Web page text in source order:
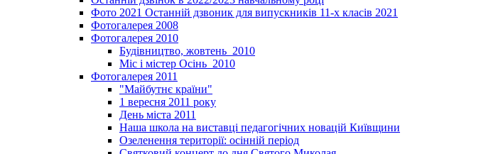
Фото 2021 Останній дзвоник для випускників 11-х класів 2021
Фотогалерея 2008
Фотогалерея 2010
Будівництво, жовтень_2010
Міс і містер Осінь_2010
Фотогалерея 2011
"Майбутнє країни"
1 вересня 2011 року
День міста 2011
Наша школа на виставці педагогічних новацій Київщини
Озеленення території: осінній період